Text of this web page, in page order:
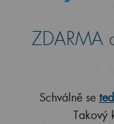
ZDARMA
Schválně se
Takový